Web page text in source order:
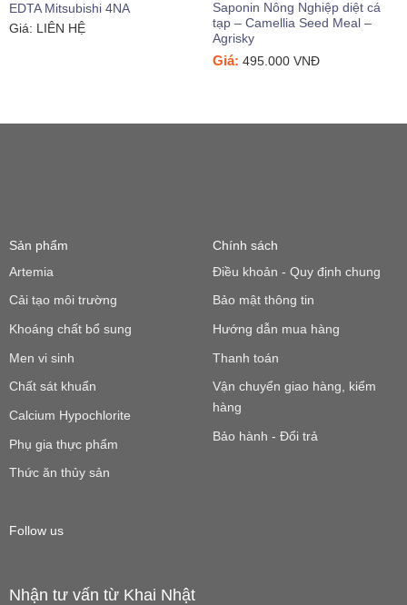
EDTA Mitsubishi 4NA
Giá: LIÊN HỆ
Saponin Nông Nghiệp diệt cá
tạp – Camellia Seed Meal –
Agrisky
Giá: 495.000 VNĐ
Sản phẩm
Artemia
Cải tạo môi trường
Khoáng chất bổ sung
Men vi sinh
Chất sát khuẩn
Calcium Hypochlorite
Phụ gia thực phẩm
Thức ăn thủy sản
Chính sách
Điều khoản - Quy định chung
Bảo mật thông tin
Hướng dẫn mua hàng
Thanh toán
Vận chuyển giao hàng, kiểm
hàng
Bảo hành - Đổi trả
Follow us
Nhận tư vấn từ Khai Nhật